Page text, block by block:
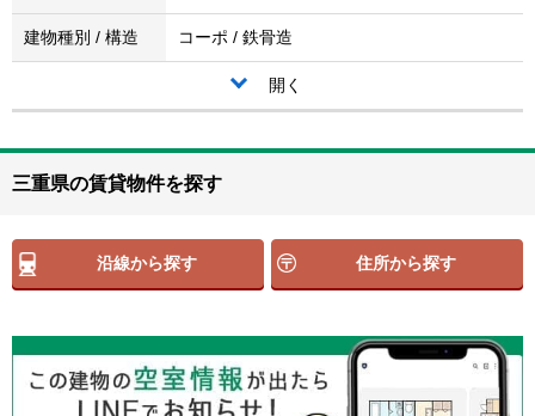
建物種別 / 構造 コーポ / 鉄骨造
開く
三重県の賃貸物件を探す
沿線から探す 住所から探す